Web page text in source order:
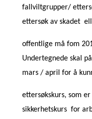
fallviltgrupper/
ettersøk av skadet
offentlige må fom
Undertegnede skal
mars / april for å
ettersøkskurs, som
sikkerhetskurs for